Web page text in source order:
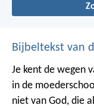
Bijbeltekst van
Je kent de wegen
in de
niet van God, die